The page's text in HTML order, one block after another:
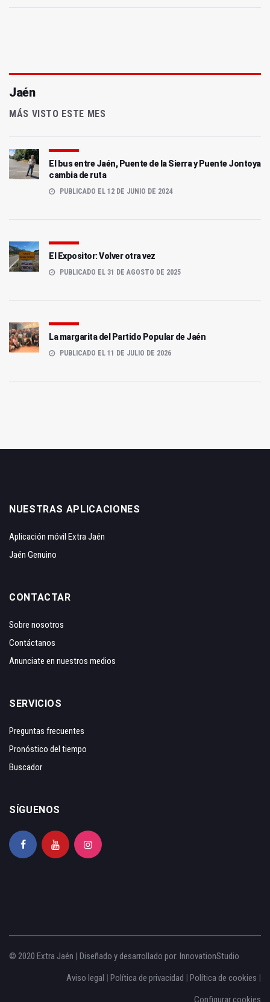
Jaén
MÁS VISTO ESTE MES
El bus entre Jaén, Puente de la Sierra y Puente Jontoya
cambia de ruta
PUBLICADO EL 12 DE JUNIO DE 2024
El Expositor: Volver otra vez
PUBLICADO EL 31 DE AGOSTO DE 2025
La margarita del Partido Popular de Jaén
PUBLICADO EL 11 DE JULIO DE 2026
NUESTRAS APLICACIONES
Aplicación móvil Extra Jaén
Jaén Genuino
CONTACTAR
Sobre nosotros
Contáctanos
Anunciate en nuestros medios
SERVICIOS
Preguntas frecuentes
Pronóstico del tiempo
Buscador
SÍGUENOS
© 2020 Extra Jaén | Diseñado y desarrollado por: InnovationStudio
Aviso legal
Política de privacidad Política de cookies
Configurar cookies